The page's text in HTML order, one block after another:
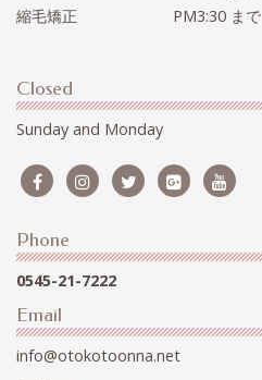
縮毛矯正 PM3:30 まで
Closed
Sunday and Monday
Phone
0545-21-7222
Email
info@otokotoonna.net